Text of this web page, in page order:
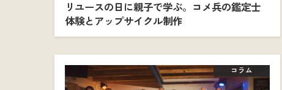
リユースの日に親子で学ぶ。コメ兵の鑑定士
体験とアップサイクル制作
コラム